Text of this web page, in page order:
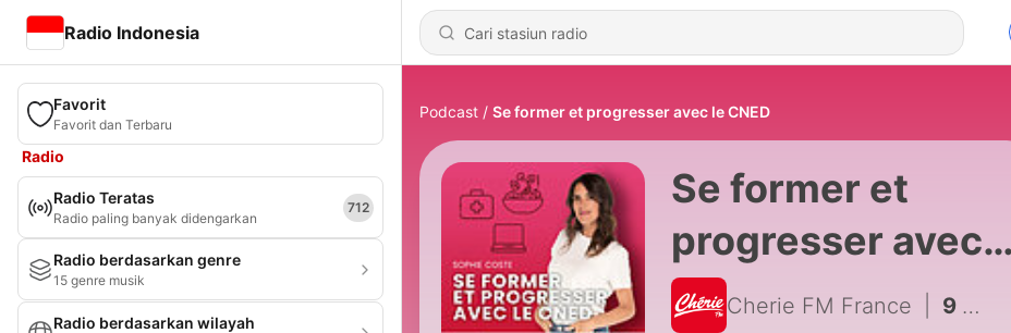
Radio Indonesia
Favorit
Favorit dan Terbaru
Radio
Radio Teratas
Radio paling banyak didengarkan
712
Radio berdasarkan genre
15 genre musik
Radio berdasarkan wilayah
Podcast Se former et progresser avec le CNED
Se former et
progresser avec
le CNED
Cherie FM France 9 - Nunaya, de secrétaire comptable à YouTubeuse !